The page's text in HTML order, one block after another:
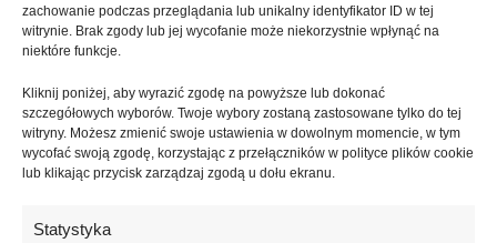
zachowanie podczas przeglądania lub unikalny identyfikator ID w tej
witrynie. Brak zgody lub jej wycofanie może niekorzystnie wpłynąć na
niektóre funkcje.
Kliknij poniżej, aby wyrazić zgodę na powyższe lub dokonać
szczegółowych wyborów. Twoje wybory zostaną zastosowane tylko do tej
witryny. Możesz zmienić swoje ustawienia w dowolnym momencie, w tym
wycofać swoją zgodę, korzystając z przełączników w polityce plików cookie
lub klikając przycisk zarządzaj zgodą u dołu ekranu.
Statystyka
Formuła No Wipe eliminuje konieczność przemywania warstwy
dyspersyjnej po utwardzeniu, co znacząco skraca czas pracy i
równomiernie rozprowadza się na powierzchni paznokcia, nie tworzy
smug ani zacieków, pozwalając uzyskać gładkie, estetyczne
wykończenie. Delikatny karmelowy pigment subtelnie modyfikuje kolor
bazowy, nie kryjąc go całkowicie, lecz nadając stylizacji ciepły,